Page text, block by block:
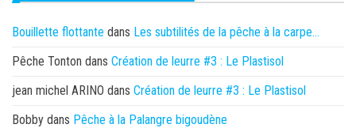
Bouillette flottante dans Les subtilités de la pêche à la carpe…
Pêche Tonton dans Création de leurre #3 : Le Plastisol
jean michel ARINO dans Création de leurre #3 : Le Plastisol
Bobby dans Pêche à la Palangre bigoudène